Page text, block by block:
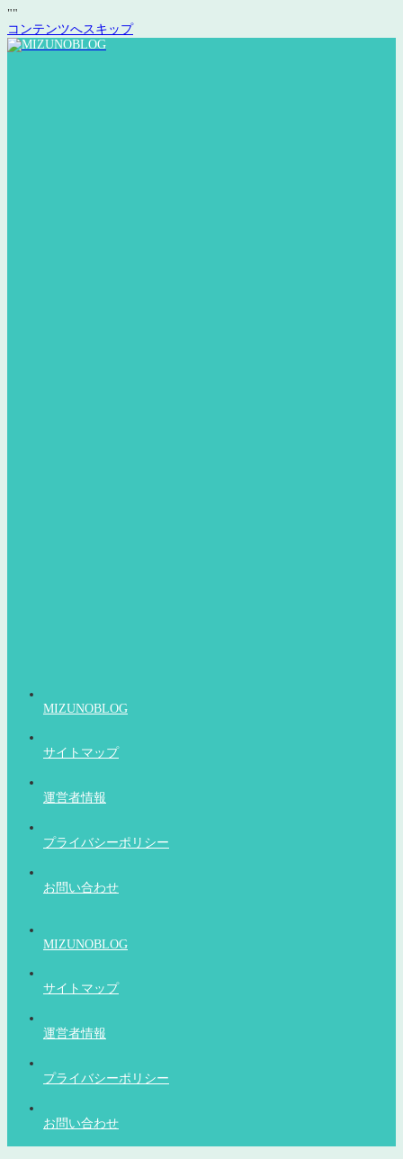
""
コンテンツへスキップ
MIZUNOBLOG
サイトマップ
運営者情報
プライバシーポリシー
お問い合わせ
MIZUNOBLOG
サイトマップ
運営者情報
プライバシーポリシー
お問い合わせ